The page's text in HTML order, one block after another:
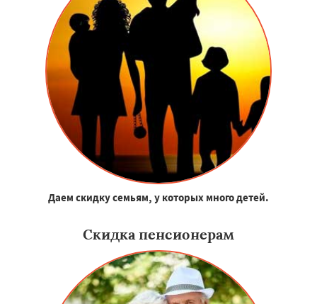
Даем скидку семьям, у которых много детей.
Скидка пенсионерам